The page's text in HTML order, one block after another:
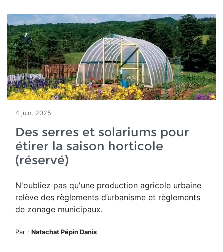
4 juin, 2025
Des serres et solariums pour
étirer la saison horticole
(réservé)
N'oubliez pas qu'une production agricole urbaine
relève des règlements d’urbanisme et règlements
de zonage municipaux.
Par : Natachat Pépin Danis